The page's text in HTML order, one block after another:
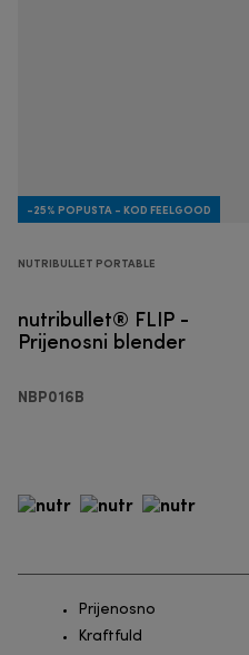
-25% POPUSTA - KOD FEELGOOD
NUTRIBULLET PORTABLE
nutribullet® FLIP -
Prijenosni blender
NBP016B
Prijenosno
Kraftfuld